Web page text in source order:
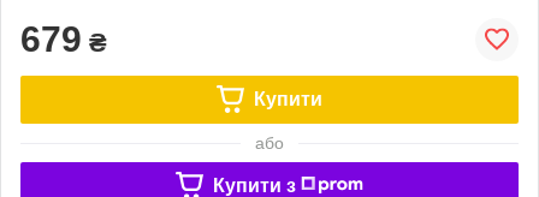
679 ₴
Купити
або
Купити з